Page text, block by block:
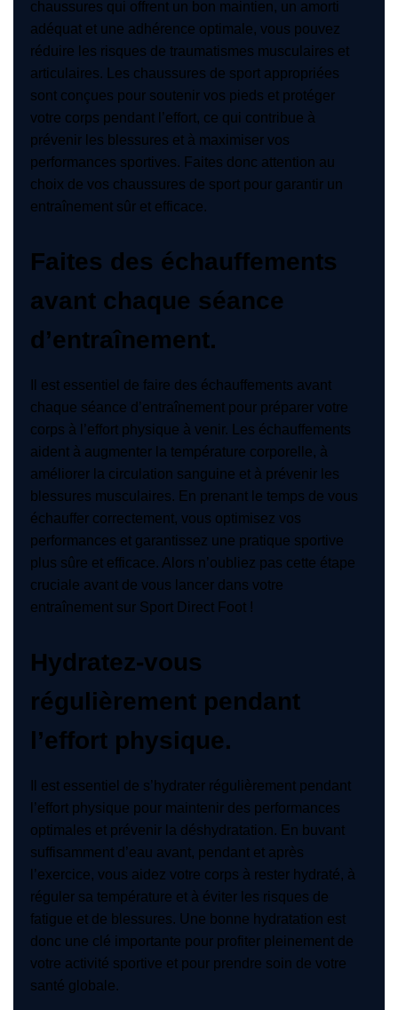
chaussures qui offrent un bon maintien, un amorti
adéquat et une adhérence optimale, vous pouvez
réduire les risques de traumatismes musculaires et
articulaires. Les chaussures de sport appropriées
sont conçues pour soutenir vos pieds et protéger
votre corps pendant l’effort, ce qui contribue à
prévenir les blessures et à maximiser vos
performances sportives. Faites donc attention au
choix de vos chaussures de sport pour garantir un
entraînement sûr et efficace.
Faites des échauffements
avant chaque séance
d’entraînement.
Il est essentiel de faire des échauffements avant
chaque séance d’entraînement pour préparer votre
corps à l’effort physique à venir. Les échauffements
aident à augmenter la température corporelle, à
améliorer la circulation sanguine et à prévenir les
blessures musculaires. En prenant le temps de vous
échauffer correctement, vous optimisez vos
performances et garantissez une pratique sportive
plus sûre et efficace. Alors n’oubliez pas cette étape
cruciale avant de vous lancer dans votre
entraînement sur Sport Direct Foot !
Hydratez-vous
régulièrement pendant
l’effort physique.
Il est essentiel de s’hydrater régulièrement pendant
l’effort physique pour maintenir des performances
optimales et prévenir la déshydratation. En buvant
suffisamment d’eau avant, pendant et après
l’exercice, vous aidez votre corps à rester hydraté, à
réguler sa température et à éviter les risques de
fatigue et de blessures. Une bonne hydratation est
donc une clé importante pour profiter pleinement de
votre activité sportive et pour prendre soin de votre
santé globale.